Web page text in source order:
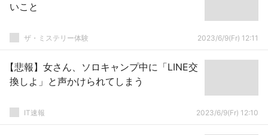
いこと
ザ・ミステリー体験 2023/6/9(Fr) 12:11
【悲報】女さん、ソロキャンプ中に「LINE交
換しよ」と声かけられてしまう
IT速報 2023/6/9(Fr) 12:10